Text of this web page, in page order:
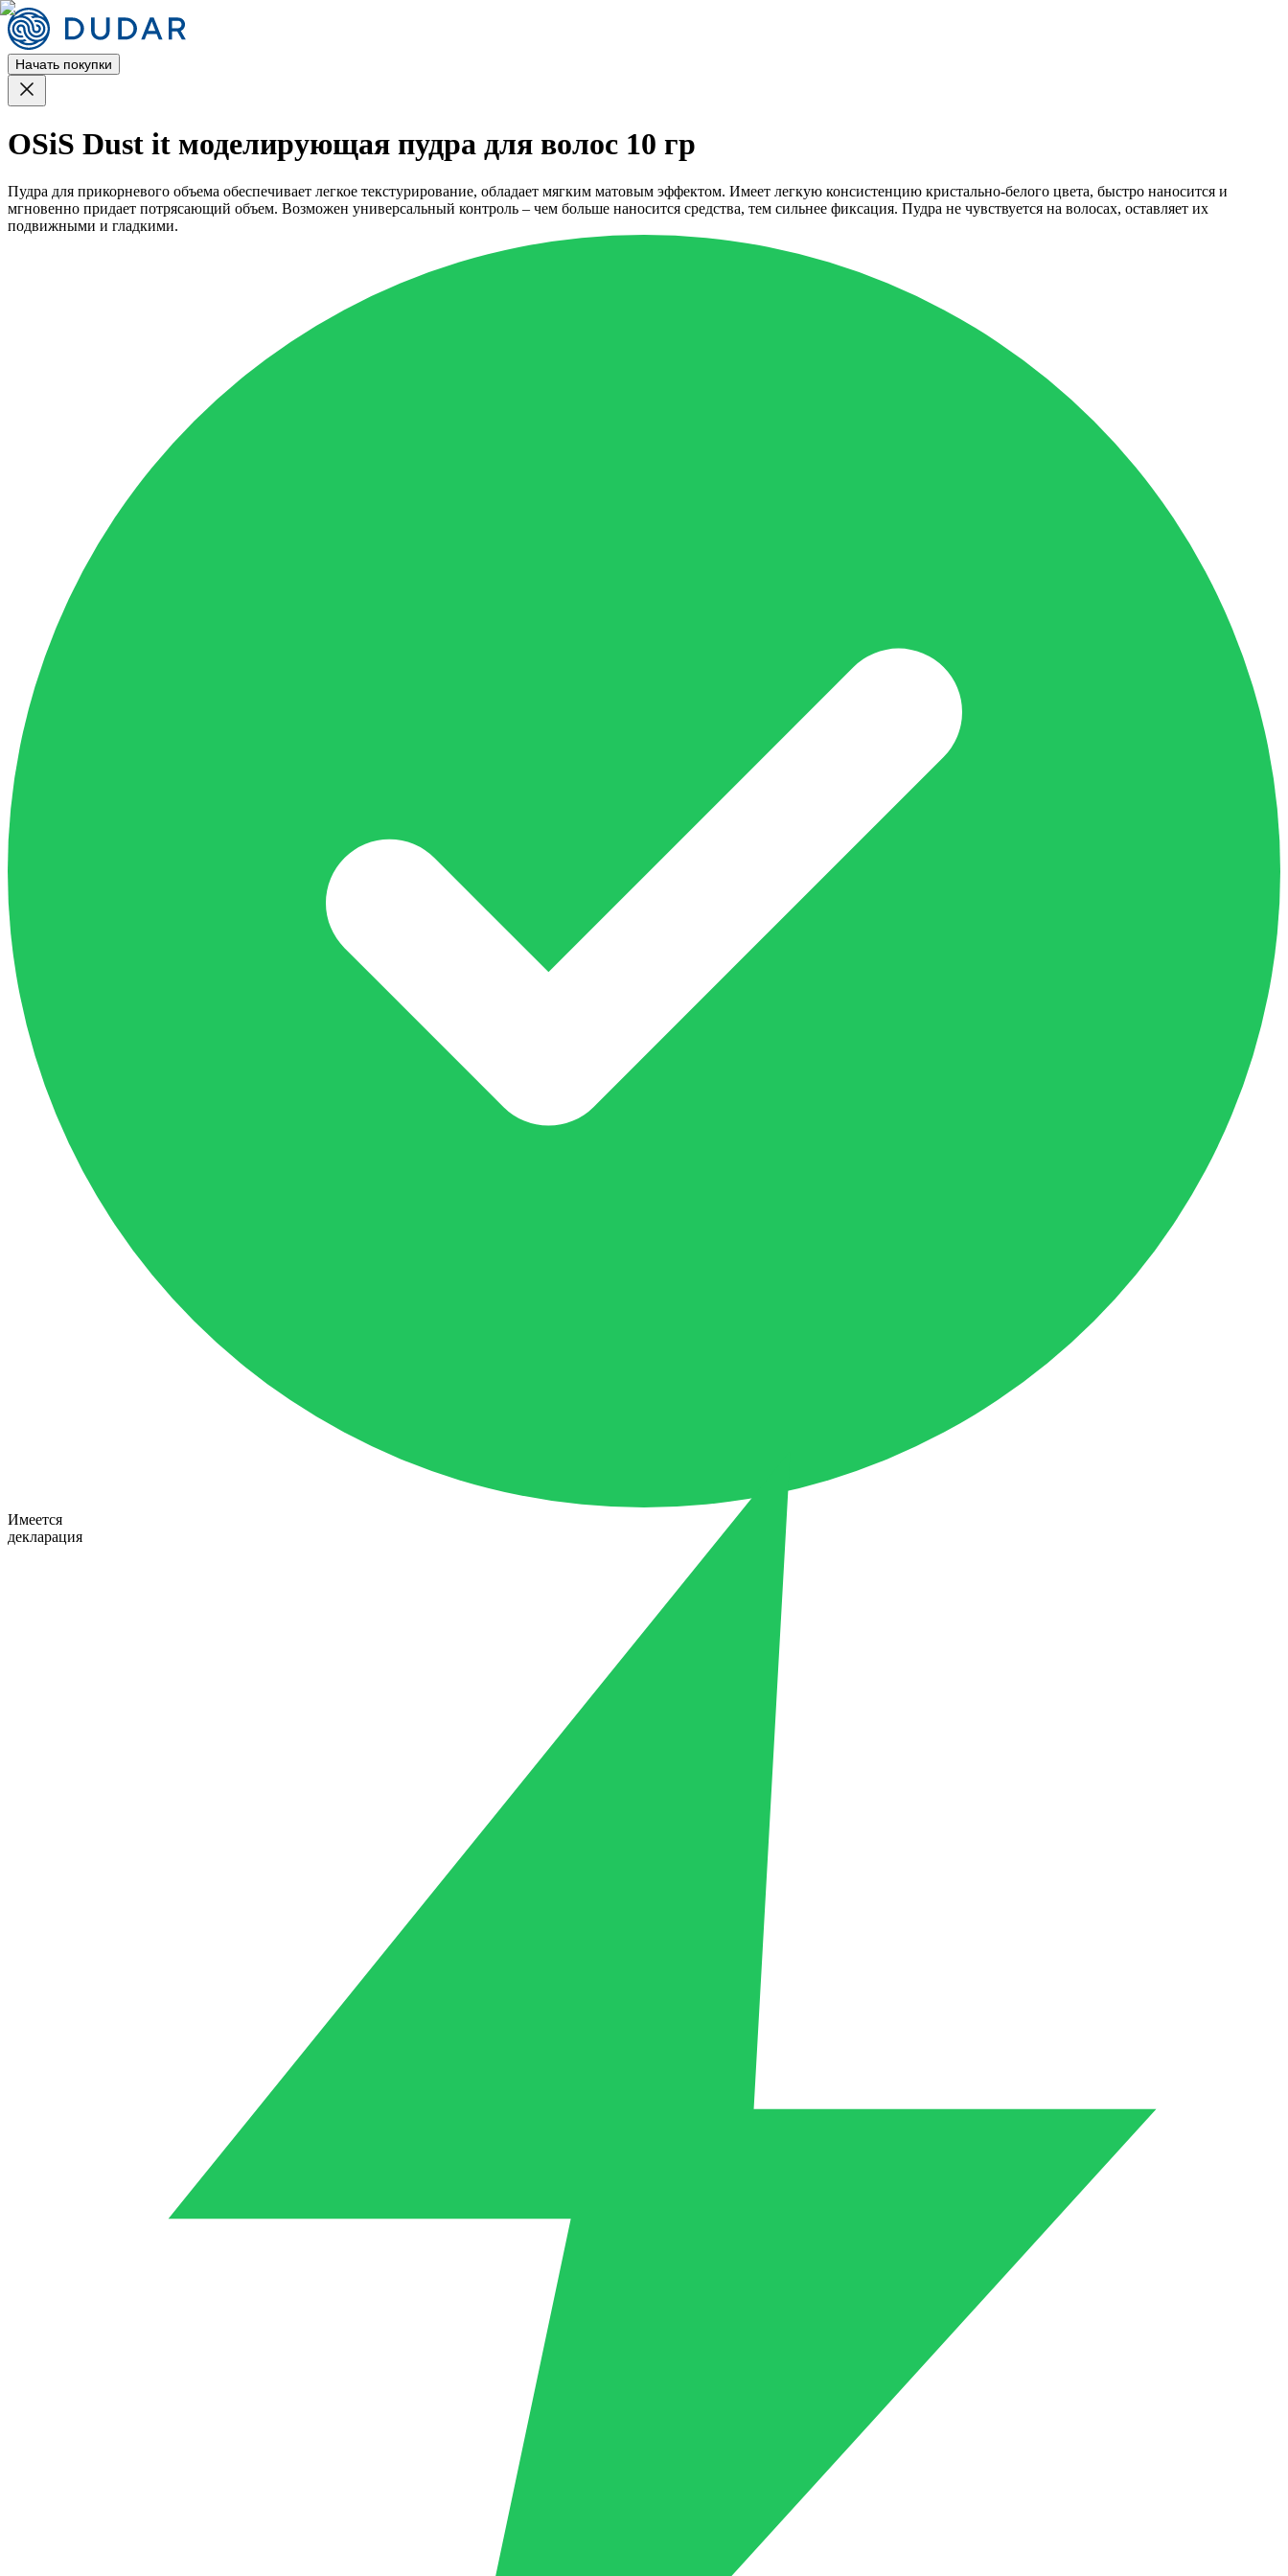
Начать покупки
OSiS Dust it моделирующая пудра для волос 10 гр
Пудра для прикорневого объема обеспечивает легкое текстурирование, обладает мягким матовым эффектом. Имеет легкую консистенцию кристально-белого цвета, быстро наносится и
мгновенно придает потрясающий объем. Возможен универсальный контроль – чем больше наносится средства, тем сильнее фиксация. Пудра не чувствуется на волосах, оставляет их
подвижными и гладкими.
Имеется
декларация